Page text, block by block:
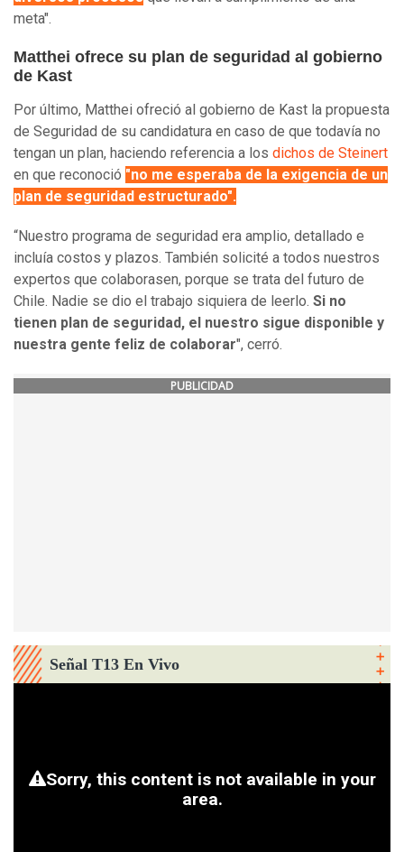
meta".
Matthei ofrece su plan de seguridad al gobierno
de Kast
Por último, Matthei ofreció al gobierno de Kast la propuesta
de Seguridad de su candidatura en caso de que todavía no
tengan un plan, haciendo referencia a los dichos de Steinert
en que reconoció "no me esperaba de la exigencia de un
plan de seguridad estructurado".
“Nuestro programa de seguridad era amplio, detallado e
incluía costos y plazos. También solicité a todos nuestros
expertos que colaborasen, porque se trata del futuro de
Chile. Nadie se dio el trabajo siquiera de leerlo. Si no
tienen plan de seguridad, el nuestro sigue disponible y
nuestra gente feliz de colaborar", cerró.
PUBLICIDAD
Señal T13 En Vivo